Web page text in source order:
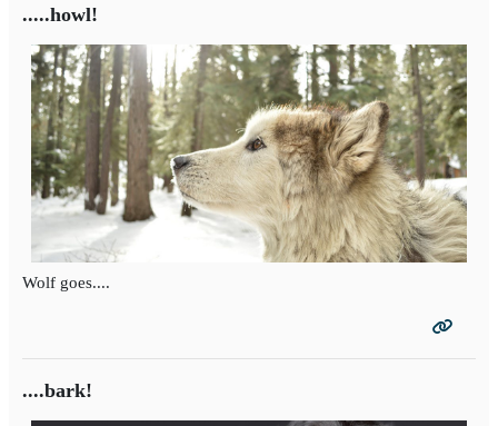
.....howl!
Wolf goes....
....bark!